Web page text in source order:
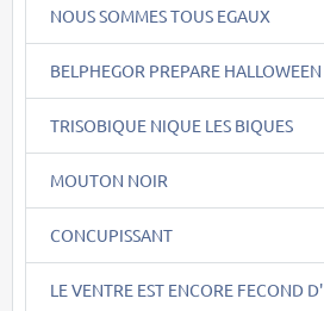
NOUS SOMMES TOUS EGAUX
BELPHEGOR PREPARE HALLOWEEN
TRISOBIQUE NIQUE LES BIQUES
MOUTON NOIR
CONCUPISSANT
LE VENTRE EST ENCORE FECOND D'